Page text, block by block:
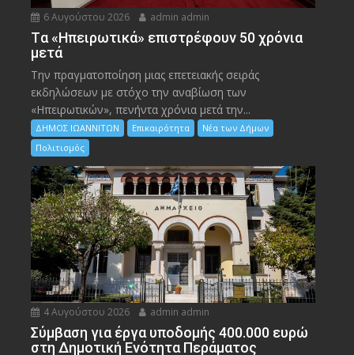
6 Αυγούστου 2026 admin admin
Tα «Ηπειρωτικά» επιστρέφουν 50 χρόνια
μετά
Την πραγματοποίηση μιας επετειακής σειράς
εκδηλώσεων με στόχο την αναβίωση των
«Ηπειρωτικών», πενήντα χρόνια μετά την...
ΔΗΜΟΣ ΙΩΑΝΝΙΤΩΝ Επικαιρότητα
Νέα των Δήμων
Πολιτισμός
4 Αυγούστου 2026 admin admin
Σύμβαση για έργα υποδομής 400.000 ευρώ
στη Δημοτική Ενότητα Περάματος